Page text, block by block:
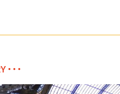
• • •